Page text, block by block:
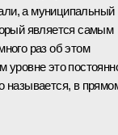
а муниципальный
является самым
раз об этом
уровне это
называется, в